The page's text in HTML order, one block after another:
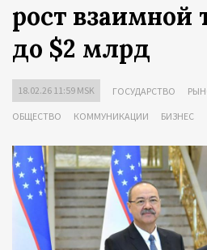
рост взаимной
до $2 млрд
18.02.26 11:59 MSK ГОСУДАРСТВО
ОБЩЕСТВО КОММУНИКАЦИИ БИЗНЕС